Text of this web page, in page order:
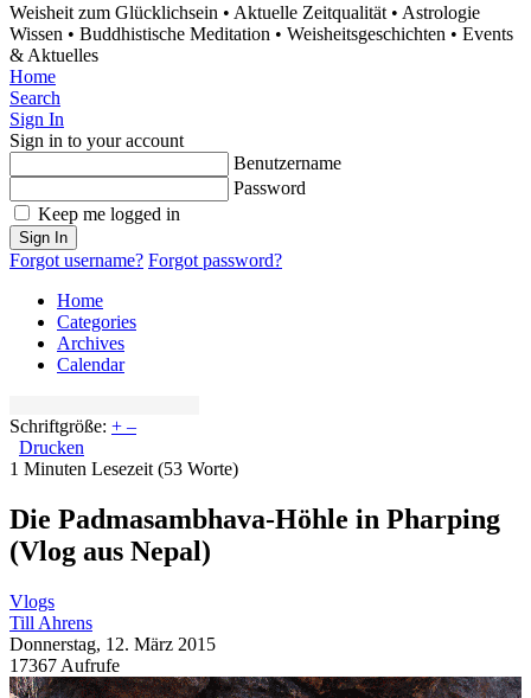
Weisheit zum Glücklichsein • Aktuelle Zeitqualität • Astrologie
Wissen • Buddhistische Meditation • Weisheitsgeschichten • Events
& Aktuelles
Home
Search
Sign In
Sign in to your account
Benutzername
Password
Keep me logged in
Sign In
Forgot username? Forgot password?
Home
Categories
Archives
Calendar
Schriftgröße: + –
Drucken
1 Minuten Lesezeit (53 Worte)
Die Padmasambhava-Höhle in Pharping
(Vlog aus Nepal)
Vlogs
Till Ahrens
Donnerstag, 12. März 2015
17367 Aufrufe